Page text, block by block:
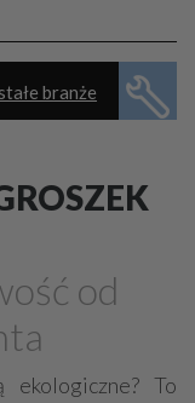
branże
od
ekologiczne? To